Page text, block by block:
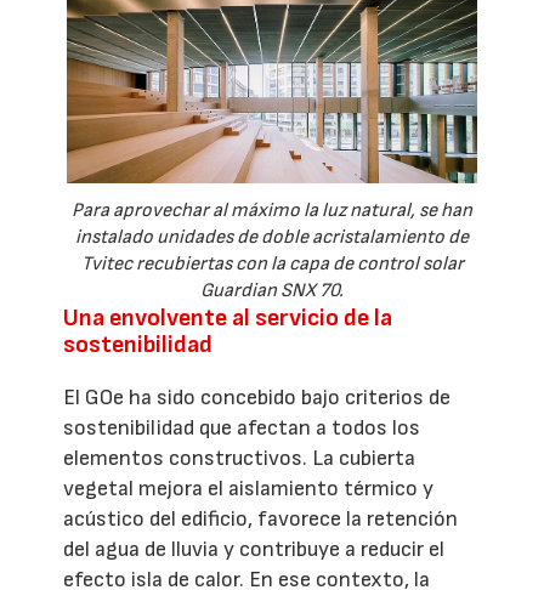
Para aprovechar al máximo la luz natural, se han
instalado unidades de doble acristalamiento de
Tvitec recubiertas con la capa de control solar
Guardian SNX 70.
Una envolvente al servicio de la
sostenibilidad
El GOe ha sido concebido bajo criterios de
sostenibilidad que afectan a todos los
elementos constructivos. La cubierta
vegetal mejora el aislamiento térmico y
acústico del edificio, favorece la retención
del agua de lluvia y contribuye a reducir el
efecto isla de calor. En ese contexto, la